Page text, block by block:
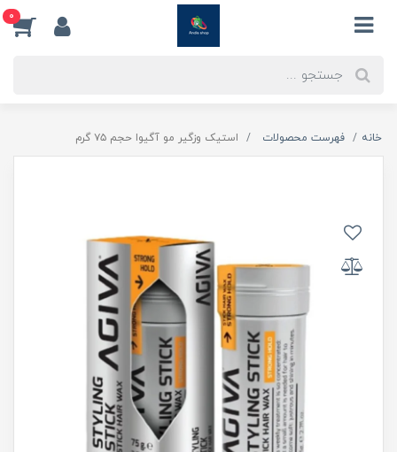
0
خانه فهرست محصولات استیک وزگیر مو آگیوا حجم ۷۵ گرم